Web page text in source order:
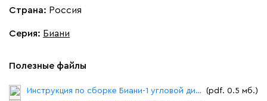
Страна: Россия
Серия: Биани
Полезные файлы
Инструкция по сборке Биани-1 угловой диван.pdf
(pdf. 0.5 мб.)